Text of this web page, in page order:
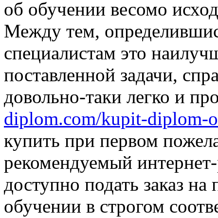
об обучении весомо
Между тем,
специалистам это
поставленной задачи,
довольно-таки легко и
diplom.com/kupit-diplom-
купить при первом
рекомендуемый
доступно подать заказ
обучении в строгом